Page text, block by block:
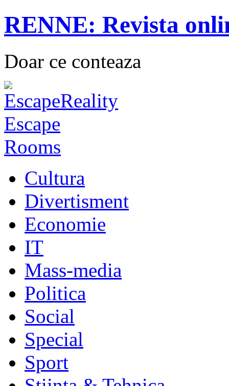
RENNE: Revista
Doar ce conteaza
Cultura
Divertisment
Economie
IT
Mass-media
Politica
Social
Special
Sport